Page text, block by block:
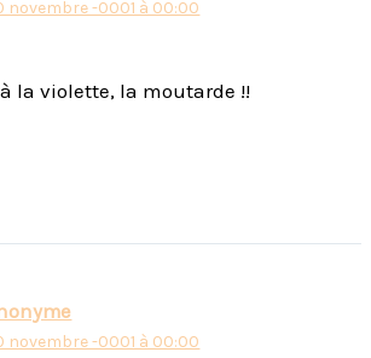
novembre -0001 à 00:00
à la violette, la moutarde !!
novembre -0001 à 00:00